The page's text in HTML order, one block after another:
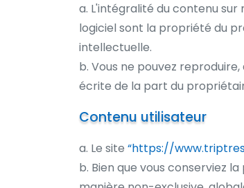
a. L'intégralité du contenu
logiciel sont la propriété du
intellectuelle.
b. Vous ne pouvez
écrite de la part du
Contenu utilisateur
a. Le site “https://
b. Bien que vous conserviez